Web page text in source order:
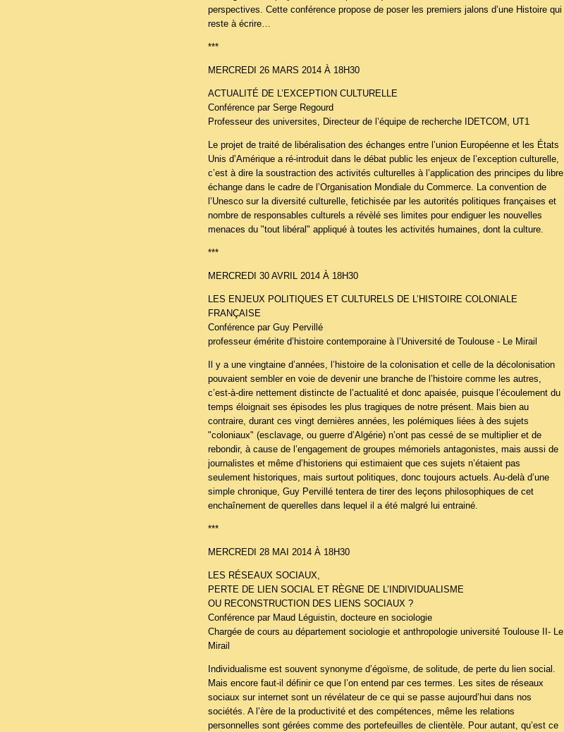
perspectives. Cette conférence propose de poser les premiers jalons d’une Histoire qui
reste à écrire…
***
MERCREDI 26 MARS 2014 À 18H30
ACTUALITÉ DE L’EXCEPTION CULTURELLE
Conférence par Serge Regourd
Professeur des universites, Directeur de l’équipe de recherche IDETCOM, UT1
Le projet de traité de libéralisation des échanges entre l’union Européenne et les États
Unis d’Amérique a ré-introduit dans le débat public les enjeux de l’exception culturelle,
c’est à dire la soustraction des activités culturelles à l’application des principes du libre
échange dans le cadre de l’Organisation Mondiale du Commerce. La convention de
l’Unesco sur la diversité culturelle, fetichisée par les autorités politiques françaises et
nombre de responsables culturels a révèlé ses limites pour endiguer les nouvelles
menaces du "tout libéral" appliqué à toutes les activités humaines, dont la culture.
***
MERCREDI 30 AVRIL 2014 À 18H30
LES ENJEUX POLITIQUES ET CULTURELS DE L’HISTOIRE COLONIALE
FRANÇAISE
Conférence par Guy Pervillé
professeur émérite d’histoire contemporaine à l’Université de Toulouse - Le Mirail
Il y a une vingtaine d’années, l’histoire de la colonisation et celle de la décolonisation
pouvaient sembler en voie de devenir une branche de l’histoire comme les autres,
c’est-à-dire nettement distincte de l’actualité et donc apaisée, puisque l’écoulement du
temps éloignait ses épisodes les plus tragiques de notre présent. Mais bien au
contraire, durant ces vingt dernières années, les polémiques liées à des sujets
"coloniaux" (esclavage, ou guerre d’Algérie) n’ont pas cessé de se multiplier et de
rebondir, à cause de l’engagement de groupes mémoriels antagonistes, mais aussi de
journalistes et même d’historiens qui estimaient que ces sujets n’étaient pas
seulement historiques, mais surtout politiques, donc toujours actuels. Au-delà d’une
simple chronique, Guy Pervillé tentera de tirer des leçons philosophiques de cet
enchaînement de querelles dans lequel il a été malgré lui entrainé.
***
MERCREDI 28 MAI 2014 À 18H30
LES RÉSEAUX SOCIAUX,
PERTE DE LIEN SOCIAL ET RÈGNE DE L’INDIVIDUALISME
OU RECONSTRUCTION DES LIENS SOCIAUX ?
Conférence par Maud Léguistin, docteure en sociologie
Chargée de cours au département sociologie et anthropologie université Toulouse II- Le
Mirail
Individualisme est souvent synonyme d’égoïsme, de solitude, de perte du lien social.
Mais encore faut-il définir ce que l’on entend par ces termes. Les sites de réseaux
sociaux sur internet sont un révélateur de ce qui se passe aujourd’hui dans nos
sociétés. A l’ère de la productivité et des compétences, même les relations
personnelles sont gérées comme des portefeuilles de clientèle. Pour autant, qu’est ce